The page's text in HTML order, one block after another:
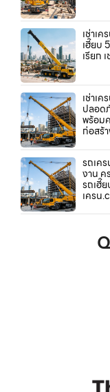
เช่าเ
เฮี๊ยบ
เรียก
เช่าเ
ปลอด
พร้อม
ก่อสร้
รถเค
งาน ค
รถเฮี๊
เครน